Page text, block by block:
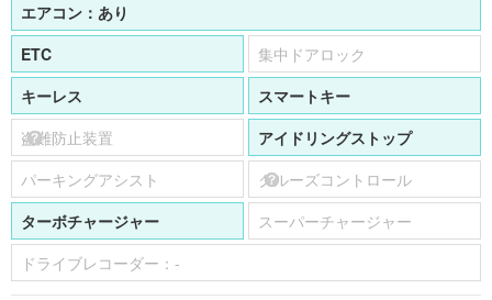
エアコン： あり
ETC
集中ドアロック
キーレス
スマートキー
盗難防止装置
アイドリングストップ
パーキングアシスト
クルーズコントロール
ターボチャージャー
スーパーチャージャー
ドライブレコーダー： -